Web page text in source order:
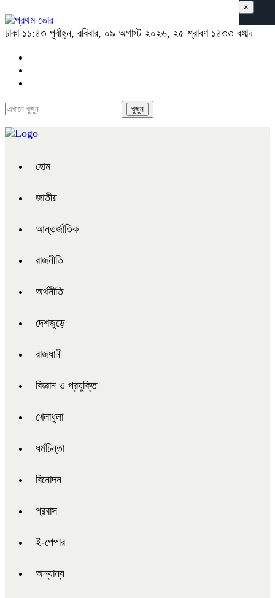
ঢাকা ১১:৪৩ পূর্বাহ্ন, রবিবার, ০৯ অগাস্ট ২০২৬, ২৫ শ্রাবণ ১৪৩৩ বঙ্গাব্দ
হোম
জাতীয়
আন্তর্জাতিক
রাজনীতি
অর্থনীতি
দেশজুড়ে
রাজধানী
বিজ্ঞান ও প্রযুক্তি
খেলাধুলা
ধর্মচিন্তা
বিনোদন
প্রবাস
ই-পেপার
অন্যান্য
×